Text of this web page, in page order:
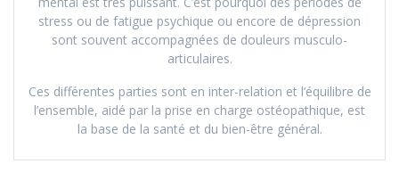
stress ou de fatigue psychique ou encore de dépression
sont souvent accompagnées de douleurs musculo-
articulaires.
Ces différentes parties sont en inter-relation et l’équilibre de
l’ensemble, aidé par la prise en charge ostéopathique, est
la base de la santé et du bien-être général.